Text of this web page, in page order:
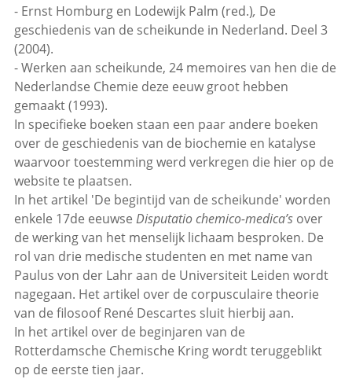
- Ernst Homburg en Lodewijk Palm (red.), De
geschiedenis van de scheikunde in Nederland. Deel 3
(2004).
- Werken aan scheikunde, 24 memoires van hen die de
Nederlandse Chemie deze eeuw groot hebben
gemaakt (1993).
In specifieke boeken staan een paar andere boeken
over de geschiedenis van de biochemie en katalyse
waarvoor toestemming werd verkregen die hier op de
website te plaatsen.
In het artikel 'De begintijd van de scheikunde' worden
enkele 17de eeuwse Disputatio chemico-medica’sover
de werking van het menselijk lichaam besproken. De
rol van drie medische studenten en met name van
Paulus von der Lahr aan de Universiteit Leiden wordt
nagegaan. Het artikel over de corpusculaire theorie
van de filosoof René Descartes sluit hierbij aan.
In het artikel over de beginjaren van de
Rotterdamsche Chemische Kring wordt teruggeblikt
op de eerste tien jaar.